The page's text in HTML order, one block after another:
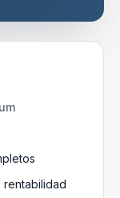
rentabilidad